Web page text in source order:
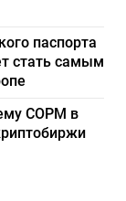
паспорта
стать самым
СОРМ в